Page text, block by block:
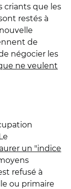
criants que les
restés à
de
négocier les
ne veulent
un "indice
refusé à
ou primaire